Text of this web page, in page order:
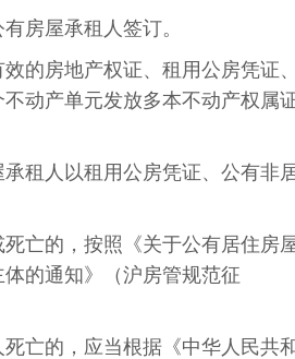
房屋承租人签订。
的房地产权证、租用公房凭证、
动产单元发放多本不动产权属
租人以租用公房凭证、公有非
亡的，按照《关于公有居住房
的通知》（沪房管规范征
亡的，应当根据《中华人民共